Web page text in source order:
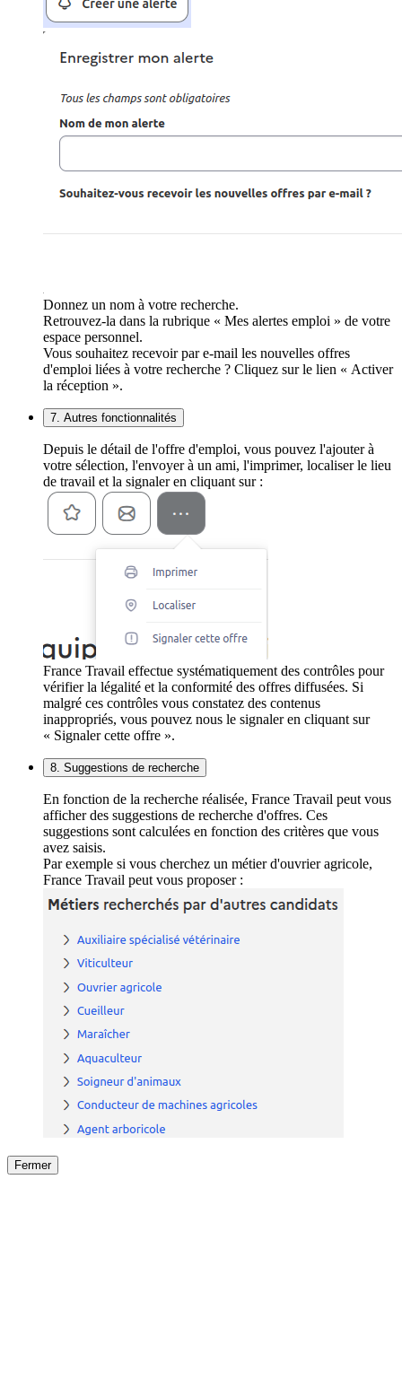
Donnez un nom à votre recherche.
Retrouvez-la dans la rubrique « Mes alertes emploi » de votre
espace personnel.
Vous souhaitez recevoir par e-mail les nouvelles offres
d'emploi liées à votre recherche ? Cliquez sur le lien « Activer
la réception ».
7. Autres fonctionnalités
Depuis le détail de l'offre d'emploi, vous pouvez l'ajouter à
votre sélection, l'envoyer à un ami, l'imprimer, localiser le lieu
de travail et la signaler en cliquant sur :
France Travail effectue systématiquement des contrôles pour
vérifier la légalité et la conformité des offres diffusées. Si
malgré ces contrôles vous constatez des contenus
inappropriés, vous pouvez nous le signaler en cliquant sur
« Signaler cette offre ».
8. Suggestions de recherche
En fonction de la recherche réalisée, France Travail peut vous
afficher des suggestions de recherche d'offres. Ces
suggestions sont calculées en fonction des critères que vous
avez saisis.
Par exemple si vous cherchez un métier d'ouvrier agricole,
France Travail peut vous proposer :
Fermer